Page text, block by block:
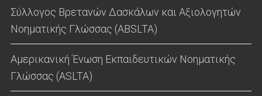
Σύλλογος Βρετανών Δασκάλων και Αξιολογητών
Νοηματικής Γλώσσας (ABSLTA)
Αμερικανική Ένωση Εκπαιδευτικών Νοηματικής
Γλώσσας (ASLTA)